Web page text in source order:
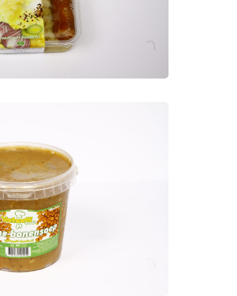
met spekjes
bruine
Verhoeff is een